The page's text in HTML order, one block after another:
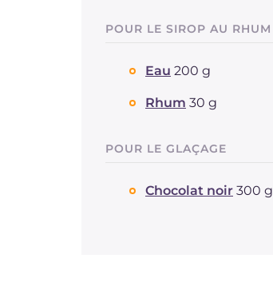
POUR LE SIROP AU RHUM
Eau 200 g
Rhum 30 g
POUR LE GLAÇAGE
Chocolat noir 300 g